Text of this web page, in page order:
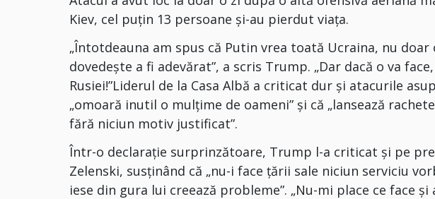
Kiev, cel puțin 13 persoane și-au pierdut viața.
„Întotdeauna am spus că Putin vrea toată Ucraina, nu
dovedește a fi adevărat”, a scris Trump. „Dar dacă o va
Rusiei!”Liderul de la Casa Albă a criticat dur și atacurile
„omoară inutil o mulțime de oameni” și că „lansează
fără niciun motiv justificat”.
Într-o declarație surprinzătoare, Trump l-a criticat și pe
Zelenski, susținând că „nu-i face țării sale niciun serviciu
iese din gura lui creează probleme”. „Nu-mi place ce face